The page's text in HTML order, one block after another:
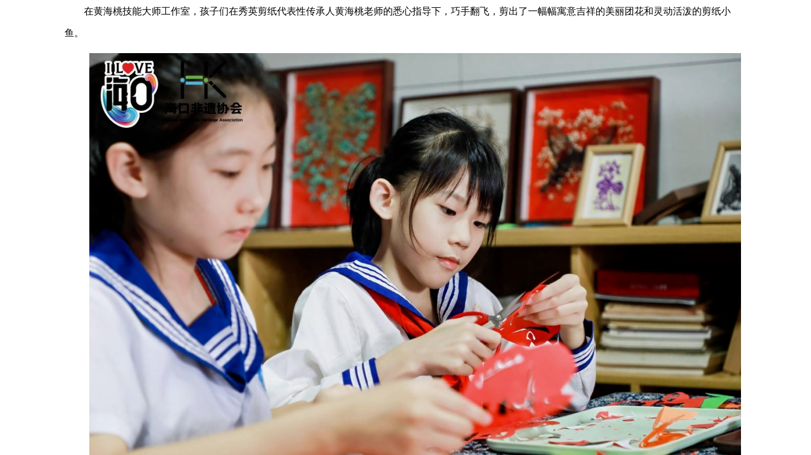
在黄海桃技能大师工作室，孩子们在秀英剪纸代表性传承人黄海桃老师的悉心指导下，巧手翻飞，剪出了一幅幅寓意吉祥的美丽团花和灵动活泼的剪纸小
鱼。